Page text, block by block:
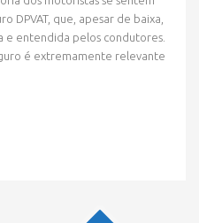
DPVAT, que, apesar de baixa,
e entendida pelos condutores.
é extremamente relevante